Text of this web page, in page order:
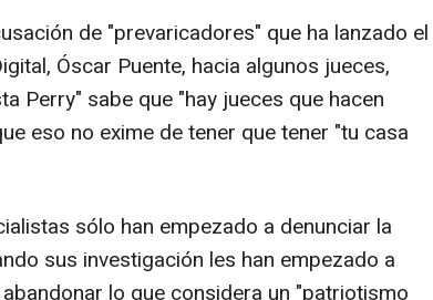
de "prevaricadores" que ha lanzado el
Óscar Puente, hacia algunos jueces,
Perry" sabe que "hay jueces que hacen
eso no exime de tener que tener "tu casa
sólo han empezado a denunciar la
sus investigación les han empezado a
lo que considera un "patriotismo